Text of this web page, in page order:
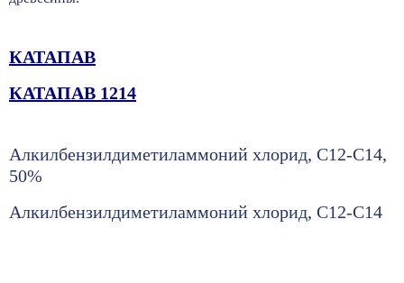
КАТАПАВ
КАТАПАВ 1214
Алкилбензилдиметиламмоний хлорид, С12-С14,
50%
Алкилбензилдиметиламмоний хлорид, С12-С14